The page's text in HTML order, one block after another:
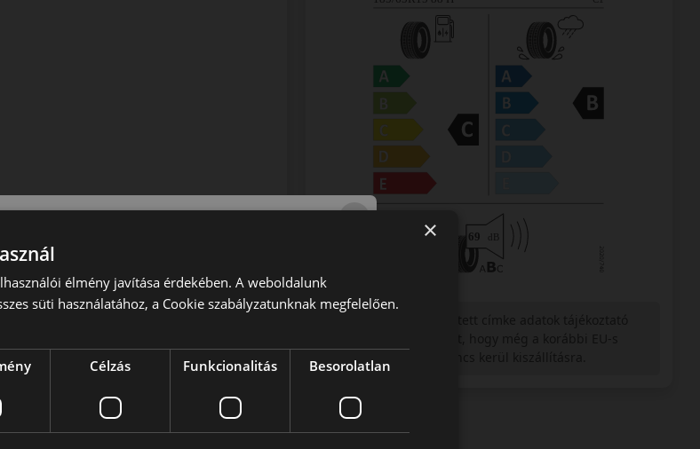
címkével ellátott abroncs kerül kiszállításra.
×
élmény javítása érdekében. A weboldalunk
süti használatához, a Cookie szabályzatunknak megfelelően.
Célzás Funkcionalitás Besorolatlan